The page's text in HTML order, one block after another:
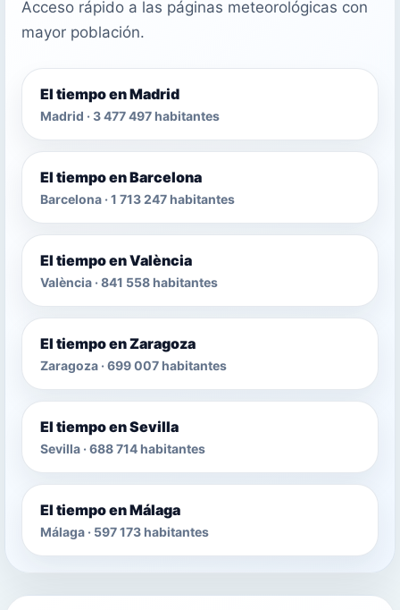
Acceso rápido a las páginas meteorológicas con
mayor población.
El tiempo en Madrid
Madrid · 3 477 497 habitantes
El tiempo en Barcelona
Barcelona · 1 713 247 habitantes
El tiempo en València
València · 841 558 habitantes
El tiempo en Zaragoza
Zaragoza · 699 007 habitantes
El tiempo en Sevilla
Sevilla · 688 714 habitantes
El tiempo en Málaga
Málaga · 597 173 habitantes